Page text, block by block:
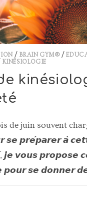
/ BRAIN GYM®/
KINÉSIOLOGIE
de juin souvent
𝙨𝙚 𝙥𝙧𝙚́𝙥𝙖𝙧𝙚𝙧 𝙖̀
𝙟𝙚 𝙫𝙤𝙪𝙨 𝙥𝙧𝙤𝙥𝙤𝙨𝙚
𝙥𝙤𝙪𝙧 𝙨𝙚 𝙙𝙤𝙣𝙣𝙚𝙧